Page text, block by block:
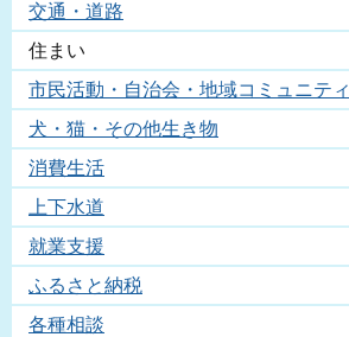
交通・道路
住まい
市民活動・自治会・地域コミュニティ
犬・猫・その他生き物
消費生活
上下水道
就業支援
ふるさと納税
各種相談